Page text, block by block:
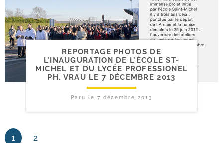
REPORTAGE PHOTOS DE
L’INAUGURATION DE L’ÉCOLE ST-​
MICHEL ET DU LYCÉE PROFESSIONEL
PH. VRAU LE 7 DÉCEMBRE 2013
Paru le 7 décembre 2013
1 2